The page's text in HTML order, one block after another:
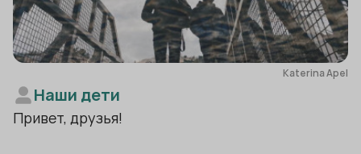
Katerina Apel
Наши дети
Привет, друзья!